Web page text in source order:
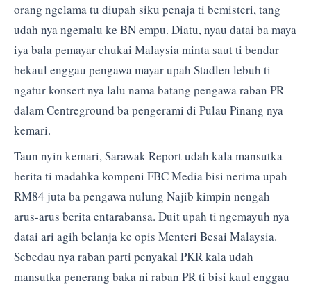
orang ngelama tu diupah siku penaja ti bemisteri, tang
udah nya ngemalu ke BN empu. Diatu, nyau datai ba maya
iya bala pemayar chukai Malaysia minta saut ti bendar
bekaul enggau pengawa mayar upah Stadlen lebuh ti
ngatur konsert nya lalu nama batang pengawa raban PR
dalam Centreground ba pengerami di Pulau Pinang nya
kemari.
Taun nyin kemari, Sarawak Report udah kala mansutka
berita ti madahka kompeni FBC Media bisi nerima upah
RM84 juta ba pengawa nulung Najib kimpin nengah
arus-arus berita entarabansa. Duit upah ti ngemayuh nya
datai ari agih belanja ke opis Menteri Besai Malaysia.
Sebedau nya raban parti penyakal PKR kala udah
mansutka penerang baka ni raban PR ti bisi kaul enggau